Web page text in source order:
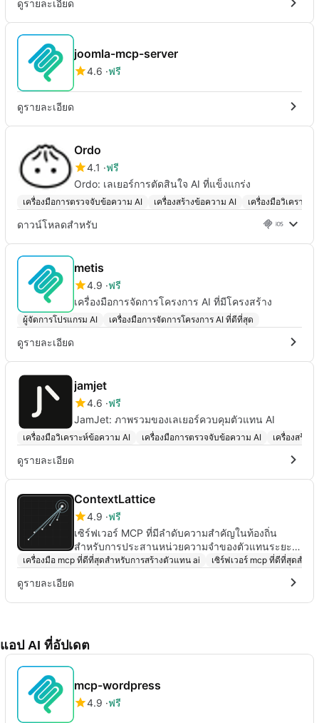
ดูรายละเอียด
joomla-mcp-server
4.6 ฟรี
ดูรายละเอียด
Ordo
4.1
ฟรี
Ordo: เลเยอร์การตัดสินใจ AI ที่แข็งแกร่ง
เครื่องมือการตรวจจับข้อความ AI เครื่องสร้างข้อความ AI เครื่องมือวิเคราะห์
ดาวน์โหลดสำหรับ
metis
4.9 ฟรี
เครื่องมือการจัดการโครงการ AI ที่มีโครงสร้าง
ผู้จัดการโปรแกรม AI เครื่องมือการจัดการโครงการ AI ที่ดีที่สุด
ดูรายละเอียด
jamjet
4.6 ฟรี
JamJet: ภาพรวมของเลเยอร์ควบคุมตัวแทน AI
เครื่องมือวิเคราะห์ข้อความ AI เครื่องมือการตรวจจับข้อความ AI เครื่องสร้าง
ดูรายละเอียด
ContextLattice
4.9 ฟรี
เซิร์ฟเวอร์ MCP ที่มีลำดับความสำคัญในท้องถิ่น
สำหรับการประสานหน่วยความจำของตัวแทนระยะ
ยาว
เครื่องมือ mcp ที่ดีที่สุดสำหรับการสร้างตัวแทน ai เซิร์ฟเวอร์ mcp ที่ดีที่สุดสำห
ดูรายละเอียด
แอป AI ที่อัปเดต
mcp-wordpress
4.9 ฟรี